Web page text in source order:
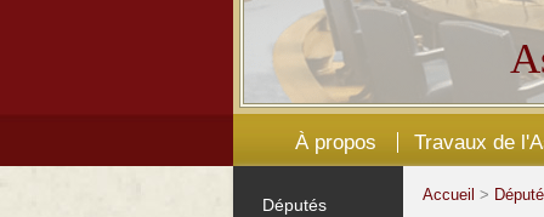
À propos Travaux de
Députés
Accueil >